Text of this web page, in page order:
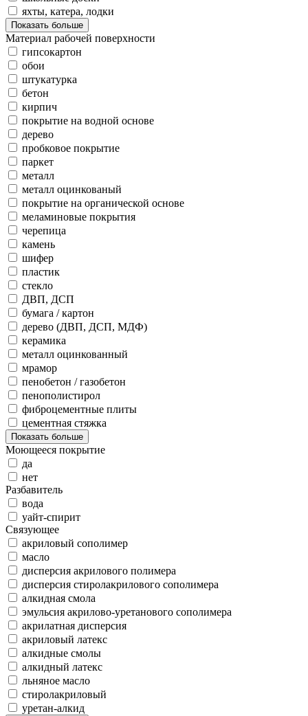
яхты, катера, лодки
Показать больше
Материал рабочей поверхности
гипсокартон
обои
штукатурка
бетон
кирпич
покрытие на водной основе
дерево
пробковое покрытие
паркет
металл
металл оцинкованый
покрытие на органической основе
меламиновые покрытия
черепица
камень
шифер
пластик
стекло
ДВП, ДСП
бумага / картон
дерево (ДВП, ДСП, МДФ)
керамика
металл оцинкованный
мрамор
пенобетон / газобетон
пенополистирол
фиброцементные плиты
цементная стяжка
Показать больше
Моющееся покрытие
да
нет
Разбавитель
вода
уайт-спирит
Связующее
акриловый сополимер
масло
дисперсия акрилового полимера
дисперсия стиролакрилового сополимера
алкидная смола
эмульсия акрилово-уретанового сополимера
акрилатная дисперсия
акриловый латекс
алкидные смолы
алкидный латекс
льняное масло
стиролакриловый
уретан-алкид